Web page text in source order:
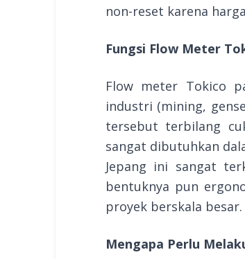
non-reset karena
Fungsi Flow Meter
Flow meter Tokico
industri (mining,
tersebut terbilang
sangat dibutuhkan
Jepang ini sangat
bentuknya pun
proyek berskala besar.
Mengapa Perlu